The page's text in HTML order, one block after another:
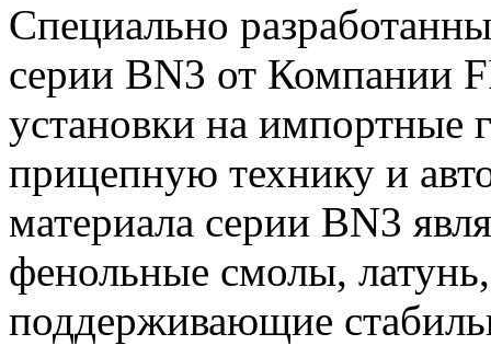
Специально
серии BN3 от Компании
установки на импортные
прицепную технику и
материала серии BN3
фенольные смолы,
поддерживающие